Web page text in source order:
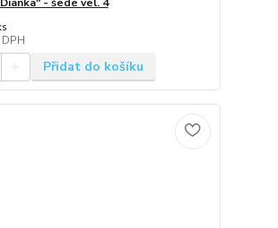
Přidat do košíku